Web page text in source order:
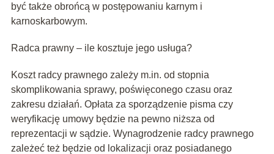
być także obrońcą w postępowaniu karnym i
karnoskarbowym.
Radca prawny – ile kosztuje jego usługa?
Koszt radcy prawnego zależy m.in. od stopnia
skomplikowania sprawy, poświęconego czasu oraz
zakresu działań. Opłata za sporządzenie pisma czy
weryfikację umowy będzie na pewno niższa od
reprezentacji w sądzie. Wynagrodzenie radcy prawnego
zależeć też będzie od lokalizacji oraz posiadanego